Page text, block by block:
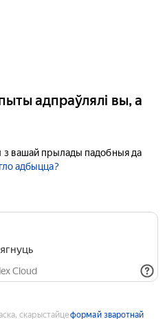
адпраўлялі вы, а
з вашай прылады падобныя да
адбыцца?
Cloud
скарыстайцеформай зваротнай